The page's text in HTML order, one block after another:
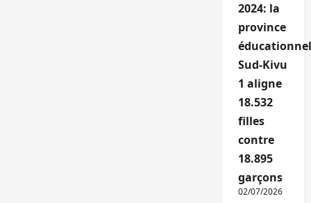
2024: la
province
Sud-Kivu
1 aligne
18.532
filles
contre
18.895
garçons
02/07/2026